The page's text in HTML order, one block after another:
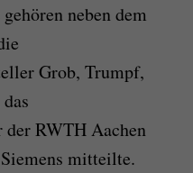
neben dem
Grob, Trumpf,
der RWTH Aachen
mitteilte.